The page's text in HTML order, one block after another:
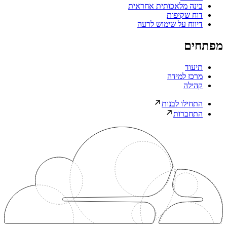
בינה מלאכותית אחראית
דוח שקיפות
דיווח על שימוש לרעה
מפתחים
תיעוד
מרכז למידה
קהילה
התחילו לבנות
התחברות